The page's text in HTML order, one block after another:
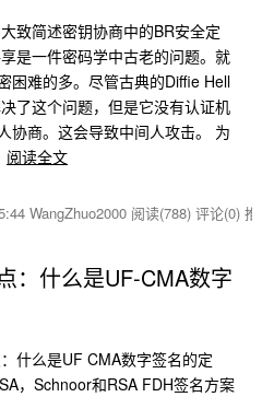
致简述密钥协商中的BR安全定
是一件密码学中古老的问题。就
困难的多。尽管古典的Diffie Hell
了这个问题，但是它没有认证机
协商。这会导致中间人攻击。 为
阅读全文
WangZhuo2000 阅读(788) 评论(0) 推
：什么是UF-CMA数字
什么是UF CMA数字签名的定
，Schnoor和RSA FDH签名方案